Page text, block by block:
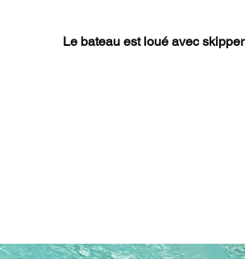
Le bateau est loué avec skipper